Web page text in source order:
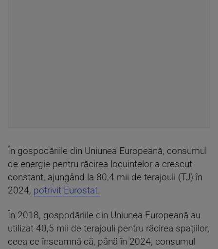
În gospodăriile din Uniunea Europeană, consumul
de energie pentru răcirea locuințelor a crescut
constant, ajungând la 80,4 mii de terajouli (TJ) în
2024, potrivit Eurostat.
În 2018, gospodăriile din Uniunea Europeană au
utilizat 40,5 mii de terajouli pentru răcirea spațiilor,
ceea ce înseamnă că, până în 2024, consumul